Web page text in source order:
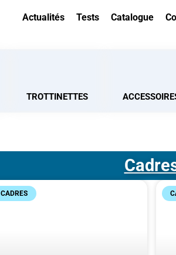
Actualités Tests Catalogue
TROTTINETTES
CADRES